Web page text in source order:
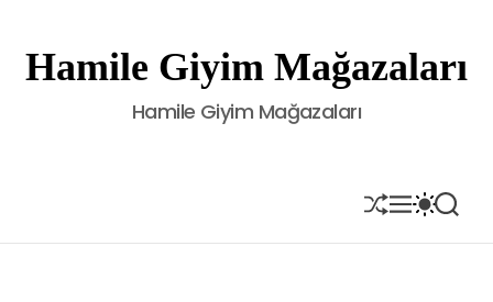
t
Hamile Giyim Mağazaları
Hamile Giyim Mağazaları
S
H
U
M
E
N
S
W
I
S
E
A